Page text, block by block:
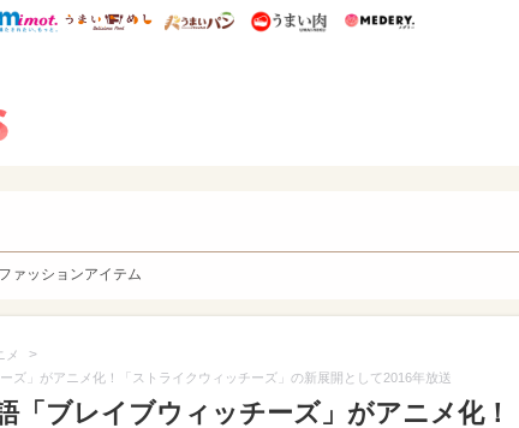
レぴあ総研 ディズニー特集
mimot. うまいめし うまいパン うまい肉
ファッションアイテム
メ >
ズ」がアニメ化！「ストライクウィッチーズ」の新展開として2016年放送
「ブレイブウィッチーズ」がアニメ化！